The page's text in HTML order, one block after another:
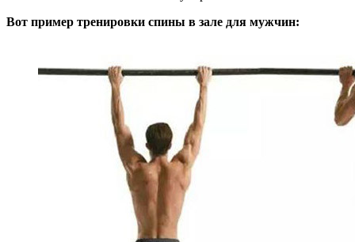
Вот пример тренировки спины в зале для мужчин: